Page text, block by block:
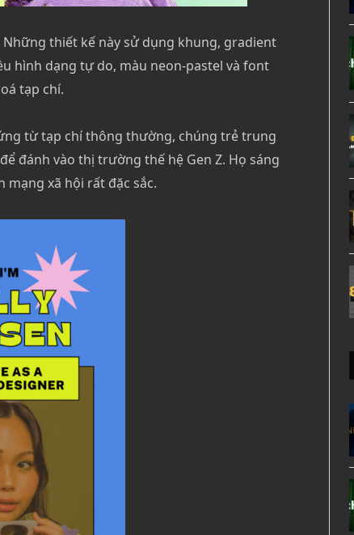
Những thiết kế này sử dụng khung, gradient
hình dạng tự do, màu neon-pastel và font
tạp chí.
từ tạp chí thông thường, chúng trẻ trung
đánh vào thị trường thế hệ Gen Z. Họ sáng
xã hội rất đặc sắc.